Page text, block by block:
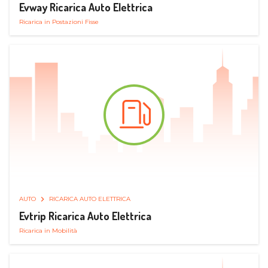
Evway Ricarica Auto Elettrica
Ricarica in Postazioni Fisse
AUTO RICARICA AUTO ELETTRICA
Evtrip Ricarica Auto Elettrica
Ricarica in Mobilità